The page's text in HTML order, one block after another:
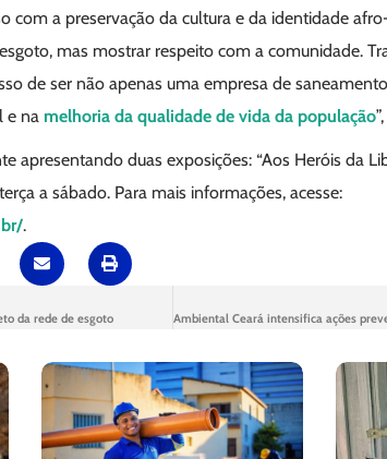
com a preservação da cultura e da identidade
mas mostrar respeito com a comunidade.
de ser não apenas uma empresa de
e na melhoria da qualidade de vida da população
apresentando duas exposições: “Aos Heróis da
a sábado. Para mais informações, acesse:
.
da rede de esgoto